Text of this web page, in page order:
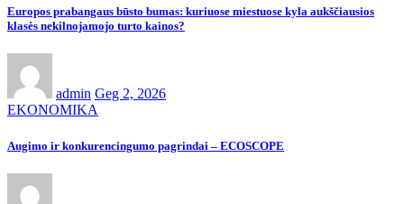
Europos prabangaus būsto bumas: kuriuose miestuose kyla aukščiausios
klasės nekilnojamojo turto kainos?
admin Geg 2, 2026
EKONOMIKA
Augimo ir konkurencingumo pagrindai – ECOSCOPE